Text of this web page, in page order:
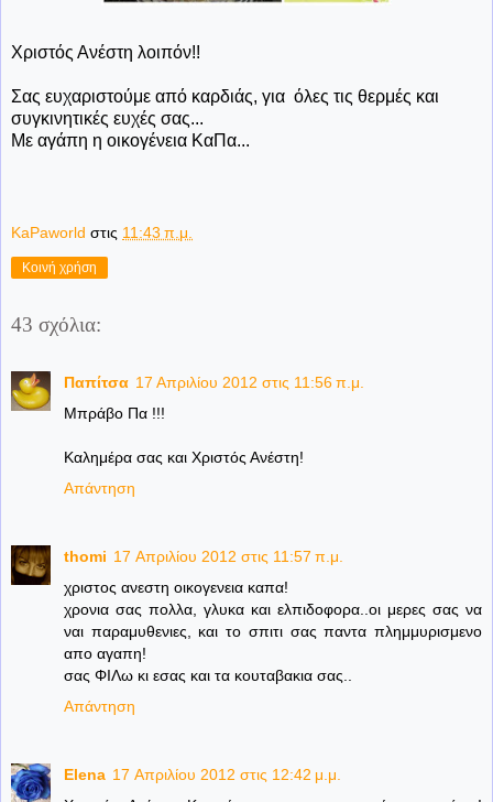
Χριστός Ανέστη λοιπόν!!
Σας ευχαριστούμε από καρδιάς, για όλες τις θερμές και
συγκινητικές ευχές σας...
Με αγάπη η οικογένεια ΚαΠα...
KaPaworld στις 11:43 π.μ.
Κοινή χρήση
43 σχόλια:
Παπίτσα 17 Απριλίου 2012 στις 11:56 π.μ.
Μπράβο Πα !!!
Καλημέρα σας και Χριστός Ανέστη!
Απάντηση
thomi 17 Απριλίου 2012 στις 11:57 π.μ.
χριστος ανεστη οικογενεια καπα!
χρονια σας πολλα, γλυκα και ελπιδοφορα..οι μερες σας να
ναι παραμυθενιες, και το σπιτι σας παντα πλημμυρισμενο
απο αγαπη!
σας ΦΙΛω κι εσας και τα κουταβακια σας..
Απάντηση
Elena 17 Απριλίου 2012 στις 12:42 μ.μ.